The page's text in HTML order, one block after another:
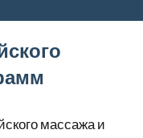
массажа и